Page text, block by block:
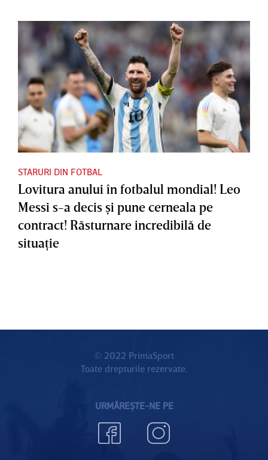
STARURI DIN FOTBAL
Lovitura anului în fotbalul mondial! Leo
Messi s-a decis şi pune cerneala pe
contract! Răsturnare incredibilă de
situaţie
© 2022 PrimaSport
Toate drepturile rezervate.
URMĂREȘTE-NE PE